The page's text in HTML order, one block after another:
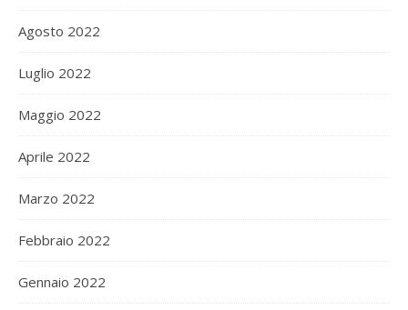
Agosto 2022
Luglio 2022
Maggio 2022
Aprile 2022
Marzo 2022
Febbraio 2022
Gennaio 2022